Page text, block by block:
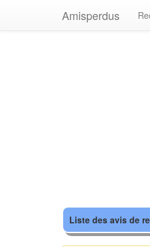
Amisperdus
Liste des avis de